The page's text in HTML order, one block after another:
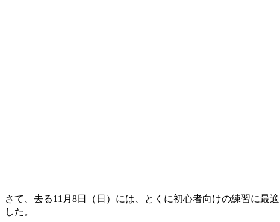
さて、去る11月8日（日）には、とくに初心者向けの練習に最
した。